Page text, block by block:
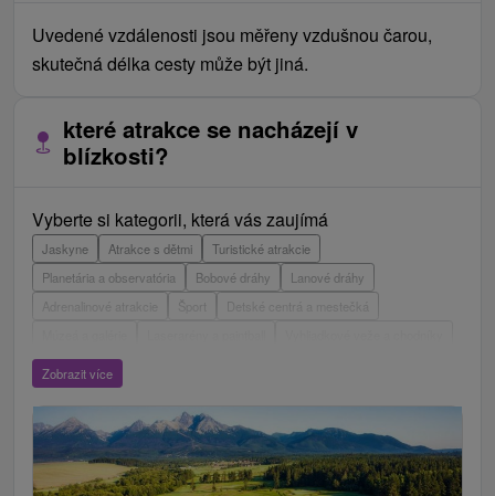
Uvedené vzdálenosti jsou měřeny vzdušnou čarou,
skutečná délka cesty může být jiná.
které atrakce se nacházejí v
blízkosti?
Vyberte si kategorii, která vás zaujímá
Jaskyne Atrakce s dětmi
Turistické atrakcie
Planetária a observatória
Bobové dráhy
Lanové dráhy
Adrenalinové atrakcie
Detské centrá a mestečká
ZOO a zvieracie farmy
Hrady, zámky, zrúcaniny
Mestské a zámocké parky
Vyhliadkové lety a plavby
Jazerá, plesá, vodné nádrže
Technické pamiatky
Pamätníky
Vodopády
Drevené kostolíky Pramene
Jazda na koni
Zobrazit více